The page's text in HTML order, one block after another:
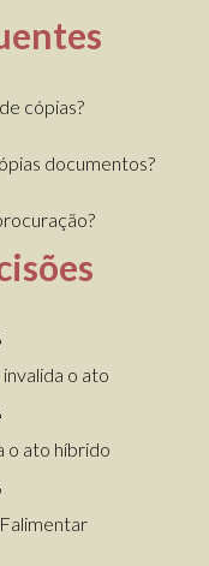
cópias?
documentos?
o ato
o ato híbrido